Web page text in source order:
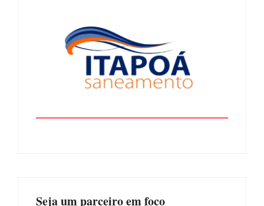
Seja um parceiro em foco